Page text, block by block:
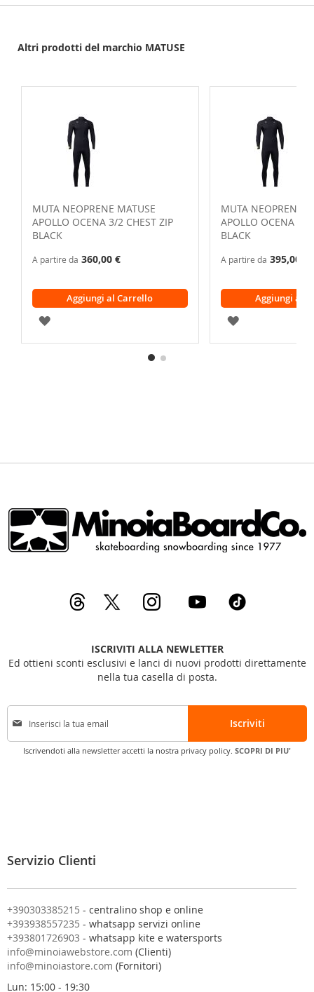
Altri prodotti del marchio MATUSE
MUTA NEOPRENE MATUSE
APOLLO OCENA 3/2 CHEST ZIP
BLACK
A partire da 360,00 €
Aggiungi al Carrello
AGGIUNGI
ALLA
MUTA NEOPRENE
APOLLO OCENA 4/3
BLACK
A partire da 395,00 €
Aggiungi al
AGGIUNGI
ALLA
ISCRIVITI ALLA NEWLETTER
Ed ottieni sconti esclusivi e lanci di nuovi prodotti direttamente
nella tua casella di posta.
I
c
l
n
o
s
t
r
a
Iscriviti
Iscrivendoti alla newsletter accetti la nostra privacy policy. SCOPRI DI PIU'
Servizio Clienti
+390303385215 - centralino shop e online
+393938557235 - whatsapp servizi online
+393801726903 - whatsapp kite e watersports
info@minoiawebstore.com (Clienti)
info@minoiastore.com (Fornitori)
Lun: 15:00 - 19:30